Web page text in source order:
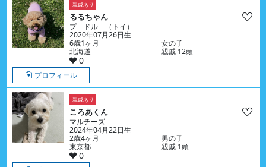
親戚あり
るるちゃん
プ－ドル （トイ）
2020年07月26日生
6歳1ヶ月
女の子
北海道
親戚 12頭
0
プロフィール
親戚あり
ころあくん
マルチーズ
2024年04月22日生
2歳4ヶ月
男の子
東京都
親戚 1頭
0